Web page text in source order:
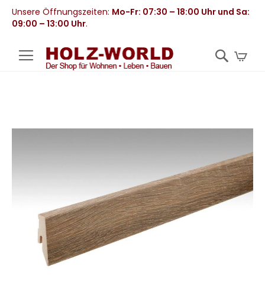
Unsere Öffnungszeiten: Mo-Fr: 07:30 – 18:00 Uhr und Sa:
09:00 – 13:00 Uhr.